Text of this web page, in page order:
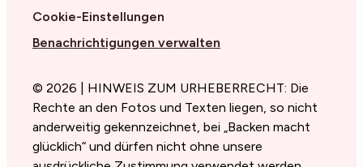
Cookie-Einstellungen
Benachrichtigungen verwalten
© 2026 | HINWEIS ZUM URHEBERRECHT: Die
Rechte an den Fotos und Texten liegen, so nicht
anderweitig gekennzeichnet, bei „Backen macht
glücklich“ und dürfen nicht ohne unsere